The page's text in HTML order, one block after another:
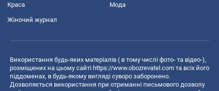
Краса Мода
Жіночий журнал
Використання будь-яких матеріалів ( в тому числі фото- та відео-),
розміщених на цьому сайті https://www.obozrevatel.com та всіх його
піддоменах, в будь-якому вигляді суворо заборонено.
Дозволяється використання при отриманні письмового дозволу